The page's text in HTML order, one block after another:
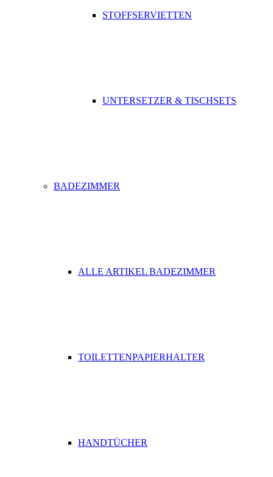
STOFFSERVIETTEN
UNTERSETZER & TISCHSETS
BADEZIMMER
ALLE ARTIKEL BADEZIMMER
TOILETTENPAPIERHALTER
HANDTÜCHER